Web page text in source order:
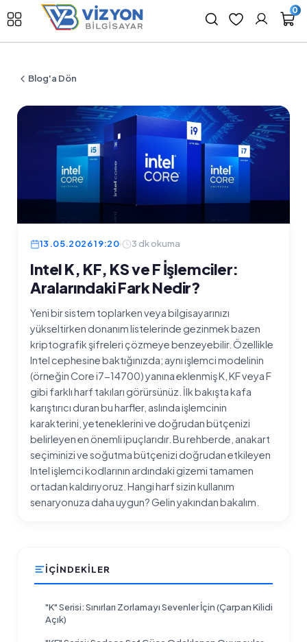
0
Blog'a Dön
13.05.2026 19:20 3 dk okuma
Intel K, KF, KS ve F İşlemciler:
Aralarındaki Fark Nedir?
Yeni bir sistem toplarken veya bilgisayarınızı
yükseltirken donanım listelerinde gezinmek bazen
kriptografik şifreleri çözmeye benzeyebilir. Özellikle
Intel cephesine baktığınızda; aynı işlemci modelinin
(örneğin Core i7-14700) yanına eklenmiş K, KF veya F
gibi farklı harf takıları görürsünüz. İlk bakışta kafa
karıştırıcı duran bu harfler, aslında işlemcinin
karakterini, yeteneklerini ve doğrudan bütçenizi
belirleyen en önemli ipuçlarıdır. Bu rehberde, anakart
seçiminizi ve soğutma bütçenizi doğrudan etkileyen
Intel işlemci kodlarının ardındaki gizemi tamamen
ortadan kaldırıyoruz. Hangi harf sizin kullanım
senaryonuza daha uygun? Gelin yakından bakalım.
İÇINDEKILER
"K" Serisi: Sınırları Zorlamayı Sevenler İçin (Çarpan Kilidi
Açık)